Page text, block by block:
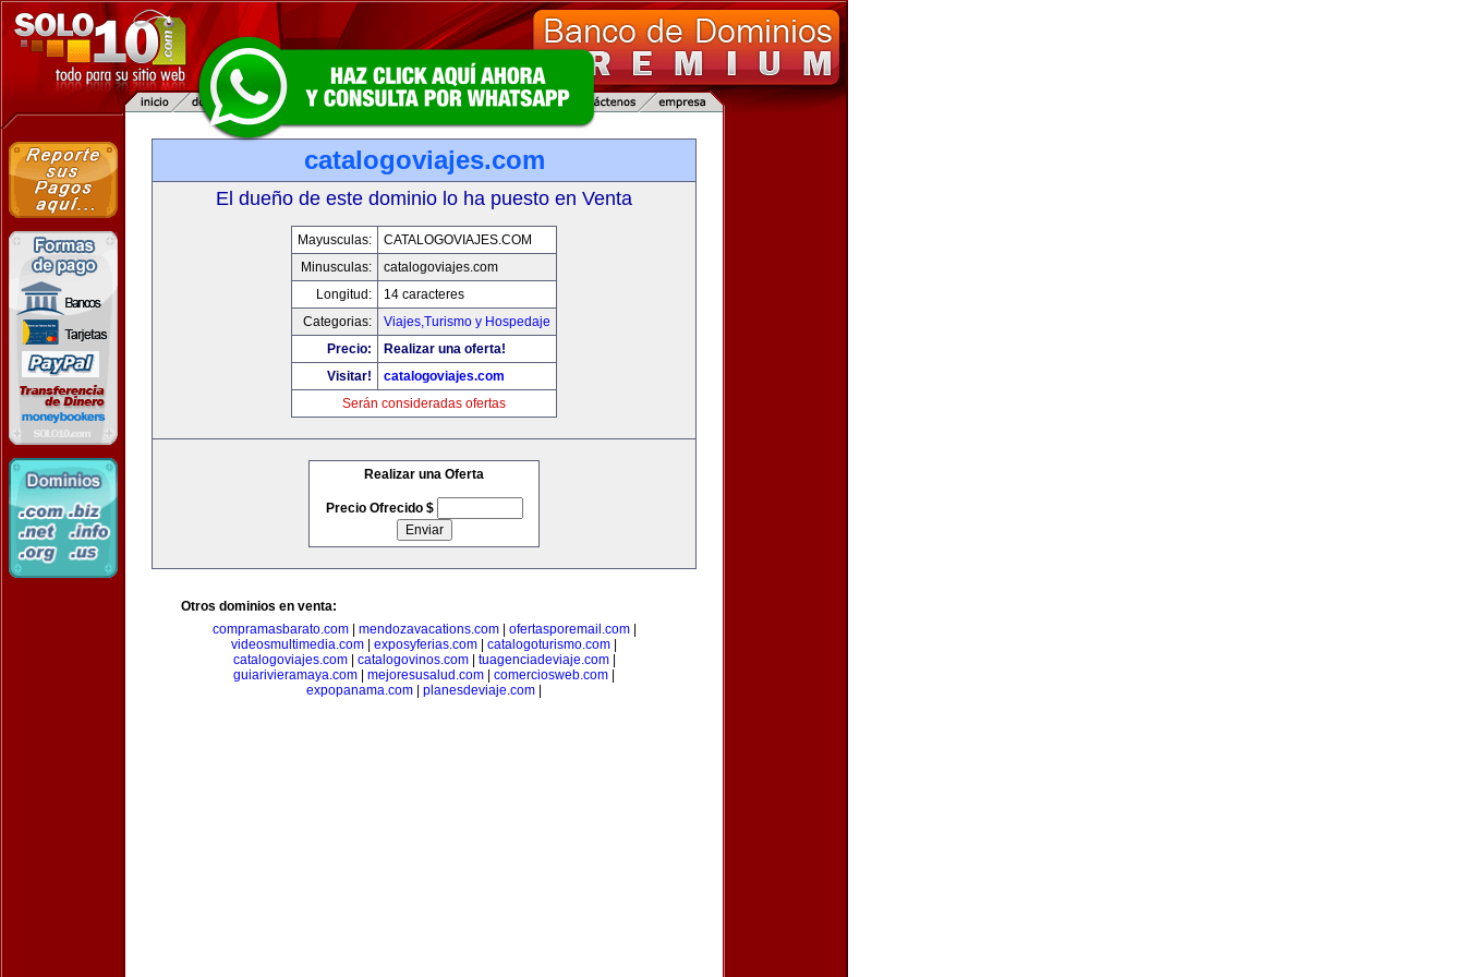
catalogoviajes.com
El dueño de este dominio lo ha puesto en Venta
Mayusculas:
CATALOGOVIAJES.COM
Minusculas:
catalogoviajes.com
Longitud:
14 caracteres
Categorias:
Viajes,Turismo y Hospedaje
Precio:
Realizar una oferta!
Visitar!
catalogoviajes.com
Serán consideradas ofertas
Realizar una Oferta
Precio Ofrecido $
Otros dominios en venta:
compramasbarato.com| mendozavacations.com| ofertasporemail.com|
videosmultimedia.com
exposyferias.com catalogoturismo.com
catalogoviajes.com| catalogovinos.com| tuagenciadeviaje.com|
guiarivieramaya.com
mejoresusalud.com comerciosweb.com
expopanama.com
planesdeviaje.com